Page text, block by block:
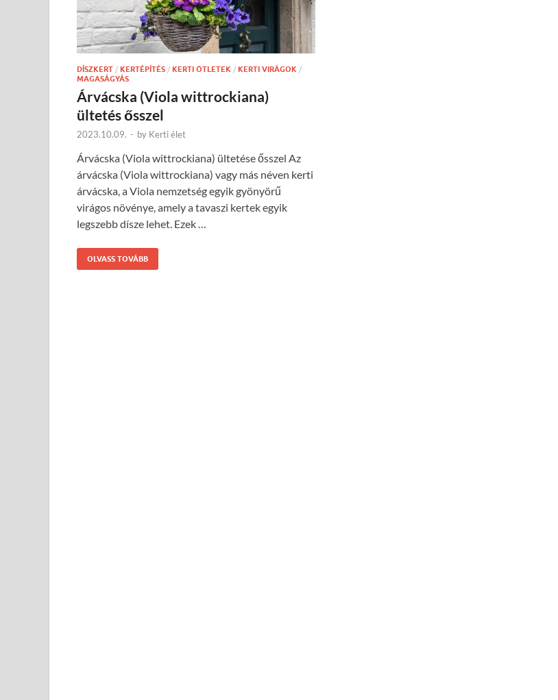
DÍSZKERT / KERTÉPÍTÉS / KERTI ÖTLETEK / KERTI VIRÁGOK /
MAGASÁGYÁS
Árvácska (Viola wittrockiana)
ültetés ősszel
2023.10.09. - by Kerti élet
Árvácska (Viola wittrockiana) ültetése ősszel Az
árvácska (Viola wittrockiana) vagy más néven kerti
árvácska, a Viola nemzetség egyik gyönyörű
virágos növénye, amely a tavaszi kertek egyik
legszebb dísze lehet. Ezek …
OLVASS TOVÁBB